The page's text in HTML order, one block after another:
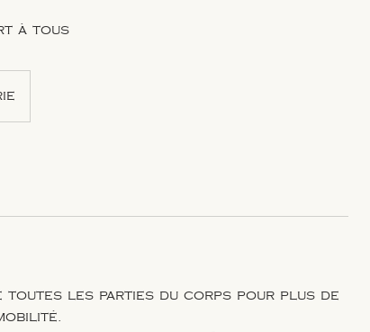
à tous
les parties du corps pour plus de